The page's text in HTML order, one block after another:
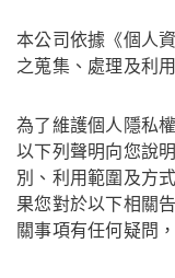
本公司依據《個人
之蒐集、處理及利
為了維護個人隱私
以下列聲明向您說
別、利用範圍及方
果您對於以下相關
關事項有任何疑問